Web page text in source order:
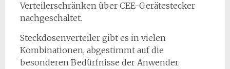
Verteilerschränken über CEE-Gerätestecker
nachgeschaltet.
Steckdosenverteiler gibt es in vielen
Kombinationen, abgestimmt auf die
besonderen Bedürfnisse der Anwender.